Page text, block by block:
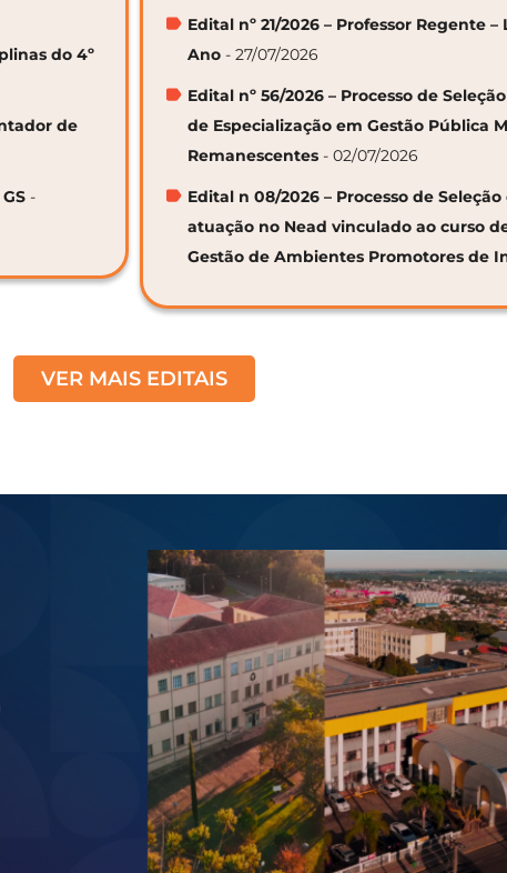
do 4º
de
-
Edital nº 21/2026 – Professor Regente
Ano - 27/07/2026
Edital nº 56/2026 – Processo de
de Especialização em Gestão Pública
Remanescentes - 02/07/2026
Edital n 08/2026 – Processo de
atuação no Nead vinculado ao curso
Gestão de Ambientes Promotores de
VER MAIS EDITAIS